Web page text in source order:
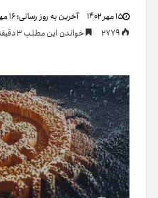
۱۵ مهر ۱۴۰۲ آخرین به روز رسانی:۱۶ مهر ۱۴۰۲
خواندن این مطلب 3 دقیقه زمان میبرد